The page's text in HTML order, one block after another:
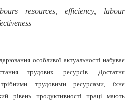
resources, efficiency, labour
особливої актуальності набуває
трудових ресурсів. Достатня
трудовими ресурсами, їхнє
рівень продуктивності праці мають